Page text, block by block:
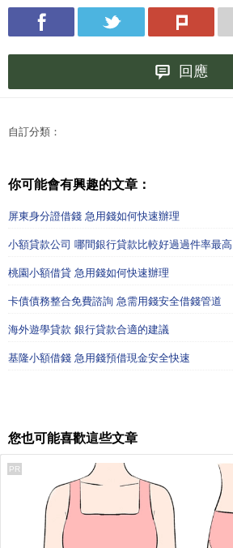
回應
自訂分類：
你可能會有興趣的文章：
屏東身分證借錢 急用錢如何快速辦理
小額貸款公司 哪間銀行貸款比較好過過件率最高
桃園小額借貸 急用錢如何快速辦理
卡債債務整合免費諮詢 急需用錢安全借錢管道
海外遊學貸款 銀行貸款合適的建議
基隆小額借錢 急用錢預借現金安全快速
您也可能喜歡這些文章
PR